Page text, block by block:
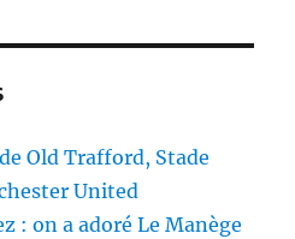
Old Trafford, Stade
United
: on a adoré Le Manège